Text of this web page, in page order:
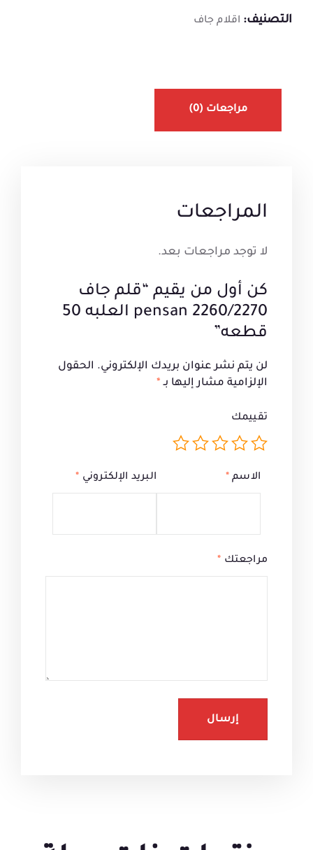
التصنيف: اقلام جاف
مراجعات (0)
المراجعات
لا توجد مراجعات بعد.
كن أول من يقيم “قلم جاف
2260/2270 pensan العلبه 50
قطعه”
لن يتم نشر عنوان بريدك الإلكتروني. الحقول
الإلزامية مشار إليها بـ *
تقييمك
مراجعتك *
الاسم* البريد الإلكتروني *